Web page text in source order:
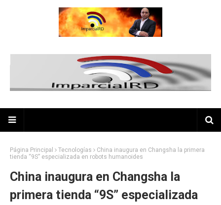
Página Principal Tecnologías
China inaugura en Changsha la primera
tienda “9S” especializada en robots humanoides
China inaugura en Changsha la
primera tienda “9S” especializada